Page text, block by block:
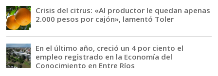
Crisis del citrus: «Al productor le quedan apenas
2.000 pesos por cajón», lamentó Toler
En el último año, creció un 4 por ciento el
empleo registrado en la Economía del
Conocimiento en Entre Ríos